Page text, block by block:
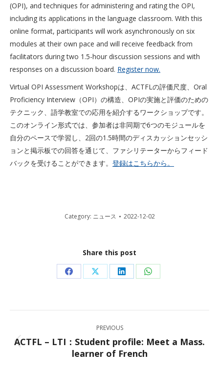
(OPI), and techniques for administering and rating the OPI,
including its applications in the language classroom. With this
online format, participants will work asynchronously on six
modules at their own pace and will receive feedback from
facilitators during two 1.5-hour discussion sessions and with
responses on a discussion board. Register now.
Virtual OPI Assessment Workshopは、ACTFLの評価尺度、Oral
Proficiency Interview（OPI）の構造、OPIの実施と評価のための
テクニック、語学教室での応用を紹介するワークショップです。
このオンライン形式では、参加者は非同期で6つのモジュールを
自分のペースで学習し、2回の1.5時間のディスカッションセッシ
ョンと掲示板での回答を通じて、ファシリテーターからフィード
バックを受けることができます。 登録はこちらから。
Category: ニュース 2022-12-02
Share this post
Share
Facebook
Share
X
Share
LinkedIn
Share
WhatsApp
navigation
PREVIOUS
Previous
post:
ACTFL – LTI：Student profile: Meet a Mass.
learner of French